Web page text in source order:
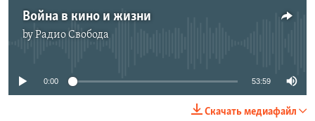
Война в кино и жизни
byРадио Свобода
No media source currently available
0:00 53:59
Скачать медиафайл